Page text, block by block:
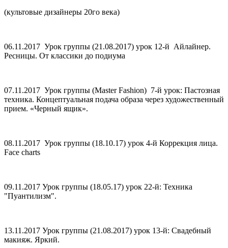
(культовые дизайнеры 20го века)
06.11.2017 Урок группы (21.08.2017) урок 12-й Айлайнер.
Ресницы. От классики до подиума
07.11.2017 Урок группы (Master Fashion) 7-й урок: Пастозная
техника. Концептуальная подача образа через художественный
прием. «Черный ящик».
08.11.2017 Урок группы (18.10.17) урок 4-й Коррекция лица.
Face charts
09.11.2017 Урок группы (18.05.17) урок 22-й: Техника
"Пуантилизм".
13.11.2017 Урок группы (21.08.2017) урок 13-й: Свадебный
макияж. Яркий.